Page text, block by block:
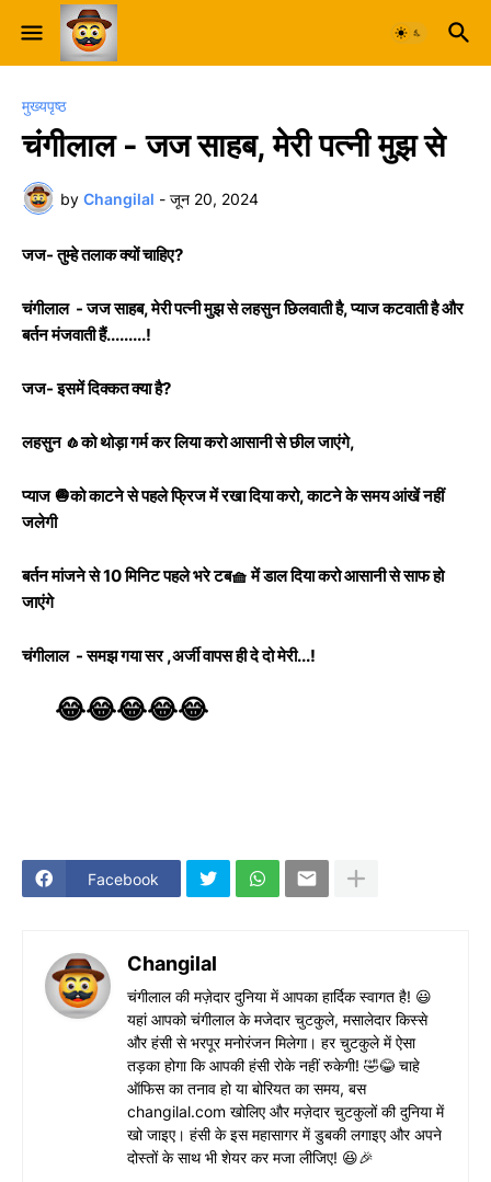
मुख्यपृष्ठ
चंगीलाल - जज साहब, मेरी पत्नी मुझ से
by Changilal - जून 20, 2024
जज- तुम्हे तलाक क्यों चाहिए?
चंगीलाल - जज साहब, मेरी पत्नी मुझ से लहसुन छिलवाती है, प्याज कटवाती है और
बर्तन मंजवाती हैं.........!
जज- इसमें दिक्कत क्या है?
लहसुन 🧄को थोड़ा गर्म कर लिया करो आसानी से छील जाएंगे,
प्याज 🧅को काटने से पहले फ्रिज में रखा दिया करो, काटने के समय आंखें नहीं
जलेगी
बर्तन मांजने से 10 मिनिट पहले भरे टब🧺 में डाल दिया करो आसानी से साफ हो
जाएंगे
चंगीलाल - समझ गया सर ,अर्जी वापस ही दे दो मेरी...!
😂😂😂😂😂
Facebook
Changilal
चंगीलाल की मज़ेदार दुनिया में आपका हार्दिक स्वागत है! 😃
यहां आपको चंगीलाल के मजेदार चुटकुले, मसालेदार किस्से
और हंसी से भरपूर मनोरंजन मिलेगा। हर चुटकुले में ऐसा
तड़का होगा कि आपकी हंसी रोके नहीं रुकेगी! 🤣😂 चाहे
ऑफिस का तनाव हो या बोरियत का समय, बस
changilal.com खोलिए और मज़ेदार चुटकुलों की दुनिया में
खो जाइए। हंसी के इस महासागर में डुबकी लगाइए और अपने
दोस्तों के साथ भी शेयर कर मजा लीजिए! 😆🎉